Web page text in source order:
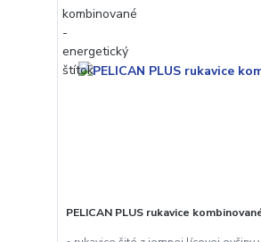
PELICAN PLUS rukavice